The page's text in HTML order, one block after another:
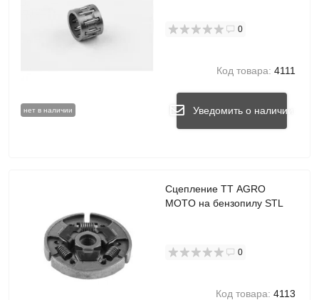
нет в наличии
0
Код товара: 4111
Уведомить о наличии
Сцепление TT AGRO
MOTO на бензопилу STL
0
Код товара: 4113